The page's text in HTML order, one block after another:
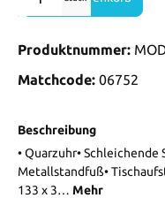
Produktnummer:
Matchcode: 06752
Beschreibung
• Quarzuhr•
Metallstandfuß•
133 x 3… Mehr